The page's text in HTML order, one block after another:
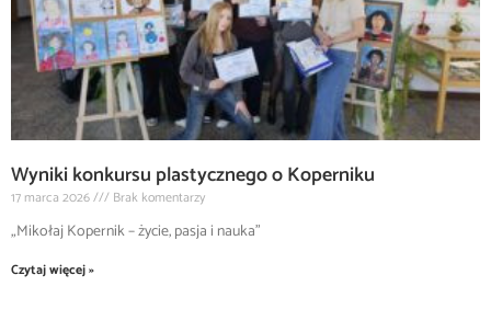
Wyniki konkursu plastycznego o Koperniku
17 marca 2026 Brak komentarzy
„Mikołaj Kopernik – życie, pasja i nauka”
Czytaj więcej »